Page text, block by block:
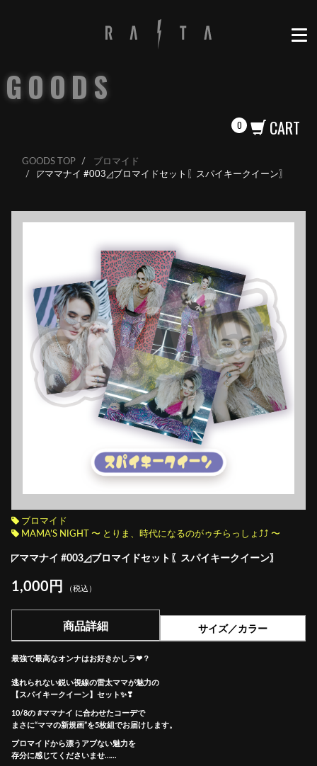
GOODS
0 CART
GOODS TOP
ブロマイド
◸ママナイ #003◿ブロマイドセット〖スパイキークイーン〗
ブロマイド
MAMA’S NIGHT 〜 とりま、時代になるのがゥチらっしょ⤴︎⤴︎ 〜
◸ママナイ #003◿ブロマイドセット〖スパイキークイーン〗
1,000円 （税込）
商品詳細 サイズ／カラー
最強で最高なオンナはお好きかしラ❤？
逃れられない鋭い視線の雷太ママが魅力の
【スパイキークイーン】セット✨❣
10/8の #ママナイ に合わせたコーデで
まさに“ママの新規画”を5枚組でお届けします。
ブロマイドから漂うアブない魅力を
存分に感じてくださいませ……